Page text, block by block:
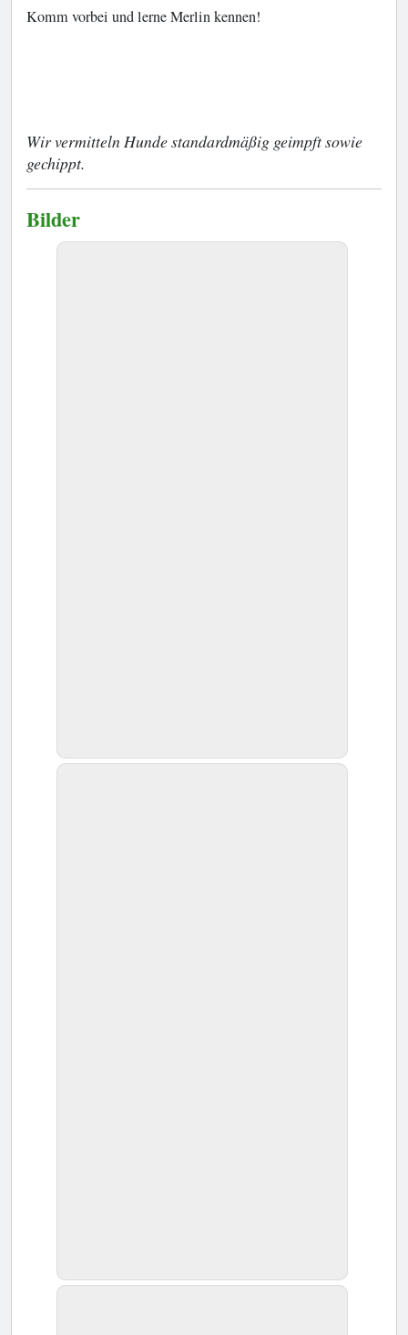
Komm vorbei und lerne Merlin kennen!
Wir vermitteln Hunde standardmäßig geimpft sowie
gechippt.
Bilder